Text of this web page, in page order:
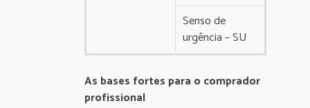
Senso de
urgência – SU
As bases fortes para o comprador
profissional